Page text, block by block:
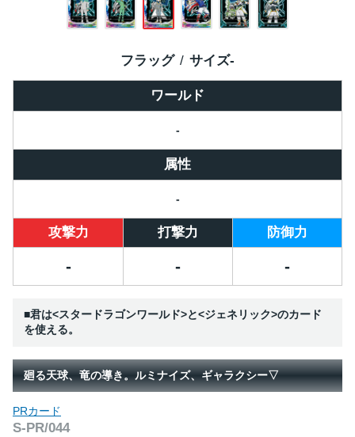
ワールド
-
フラッグ サイズ-
属性
-
攻撃力 打撃力 防御力
- - -
■君は<スタードラゴンワールド>と<ジェネリック>のカード
を使える。
廻る天球、竜の導き。ルミナイズ、ギャラクシー▽
PRカード
S-PR/044